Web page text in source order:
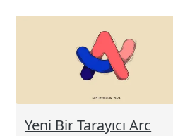
Yeni Bir Tarayıcı Arc